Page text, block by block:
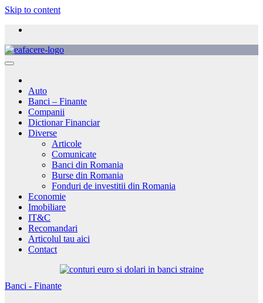
Skip to content
Auto
Banci – Finante
Companii
Dictionar Financiar
Diverse
Articole
Comunicate
Banci din Romania
Burse din Romania
Fonduri de investitii din Romania
Economie
Imobiliare
IT&C
Recomandari
Articolul tau aici
Contact
Banci - Finante